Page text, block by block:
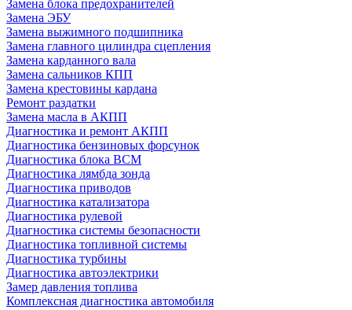
Замена блока предохранителей
Замена ЭБУ
Замена выжимного подшипника
Замена главного цилиндра сцепления
Замена карданного вала
Замена сальников КПП
Замена крестовины кардана
Ремонт раздатки
Замена масла в АКПП
Диагностика и ремонт АКПП
Диагностика бензиновых форсунок
Диагностика блока BCM
Диагностика лямбда зонда
Диагностика приводов
Диагностика катализатора
Диагностика рулевой
Диагностика системы безопасности
Диагностика топливной системы
Диагностика турбины
Диагностика автоэлектрики
Замер давления топлива
Комплексная диагностика автомобиля